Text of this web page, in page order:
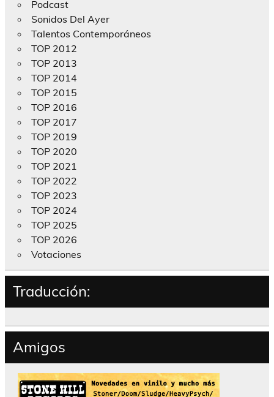
Podcast
Sonidos Del Ayer
Talentos Contemporáneos
TOP 2012
TOP 2013
TOP 2014
TOP 2015
TOP 2016
TOP 2017
TOP 2019
TOP 2020
TOP 2021
TOP 2022
TOP 2023
TOP 2024
TOP 2025
TOP 2026
Votaciones
Traducción:
Amigos